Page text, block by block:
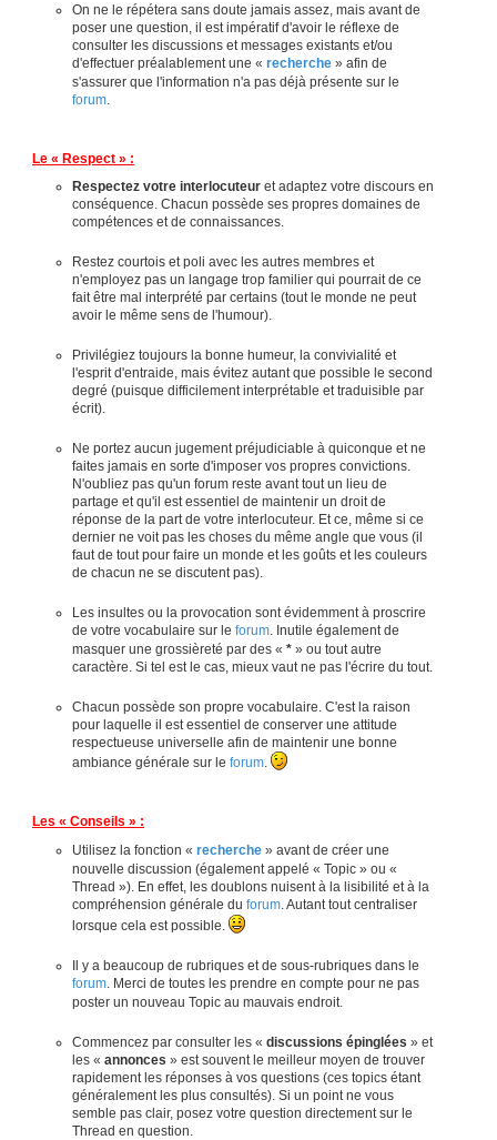
On ne le répétera sans doute jamais assez, mais avant de
poser une question, il est impératif d'avoir le réflexe de
consulter les discussions et messages existants et/ou
d'effectuer préalablement une « recherche » afin de
s'assurer que l'information n'a pas déjà présente sur le
forum
Le « Respect » :
Respectez votre interlocuteur et adaptez votre discours en
conséquence. Chacun possède ses propres domaines de
compétences et de connaissances.
Restez courtois et poli avec les autres membres et
n'employez pas un langage trop familier qui pourrait de ce
fait être mal interprété par certains (tout le monde ne peut
avoir le même sens de l'humour).
Privilégiez toujours la bonne humeur, la convivialité et
l'esprit d'entraide, mais évitez autant que possible le second
degré (puisque difficilement interprétable et traduisible par
écrit).
Ne portez aucun jugement préjudiciable à quiconque et ne
faites jamais en sorte d'imposer vos propres convictions.
N'oubliez pas qu'un forum reste avant tout un lieu de
partage et qu'il est essentiel de maintenir un droit de
réponse de la part de votre interlocuteur. Et ce, même si ce
dernier ne voit pas les choses du même angle que vous (il
faut de tout pour faire un monde et les goûts et les couleurs
de chacun ne se discutent pas).
Les insultes ou la provocation sont évidemment à proscrire
de votre vocabulaire sur le forum. Inutile également de
masquer une grossièreté par des « * » ou tout autre
caractère. Si tel est le cas, mieux vaut ne pas l'écrire du tout.
Chacun possède son propre vocabulaire. C'est la raison
pour laquelle il est essentiel de conserver une attitude
respectueuse universelle afin de maintenir une bonne
ambiance générale sur le forum.
Les « Conseils » :
Utilisez la fonction « recherche » avant de créer une
nouvelle discussion (également appelé « Topic » ou «
Thread »). En effet, les doublons nuisent à la lisibilité et à la
compréhension générale du forum . Autant tout centraliser
lorsque cela est possible.
Il y a beaucoup de rubriques et de sous-rubriques dans le
forum . Merci de toutes les prendre en compte pour ne pas
poster un nouveau Topic au mauvais endroit.
Commencez par consulter les « discussions épinglées » et
les « annonces » est souvent le meilleur moyen de trouver
rapidement les réponses à vos questions (ces topics étant
généralement les plus consultés). Si un point ne vous
semble pas clair, posez votre question directement sur le
Thread en question.